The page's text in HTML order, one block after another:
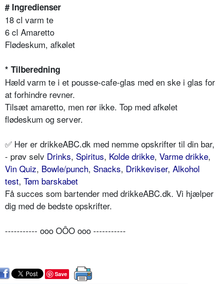
# Ingredienser
18 cl varm te
6 cl Amaretto
Flødeskum, afkølet
* Tilberedning
Hæld varm te i et pousse-cafe-glas med en ske i glas for
at forhindre revner.
Tilsæt amaretto, men rør ikke. Top med afkølet
flødeskum og server.
✅ Her er drikkeABC.dk med nemme opskrifter til din bar,
- prøv selv Drinks, Spiritus, Kolde drikke, Varme drikke,
Vin Quiz, Bowle/punch, Snacks, Drikkeviser, Alkohol
test, Tøm barskabet
Få succes som bartender med drikkeABC.dk. Vi hjælper
dig med de bedste opskrifter.
----------- ooo OÔO ooo -----------
Save